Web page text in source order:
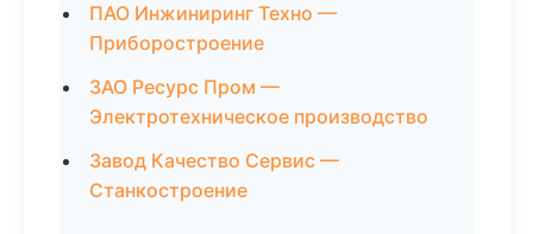
ПАО Инжиниринг Техно —
Приборостроение
ЗАО Ресурс Пром —
Электротехническое производство
Завод Качество Сервис —
Станкостроение